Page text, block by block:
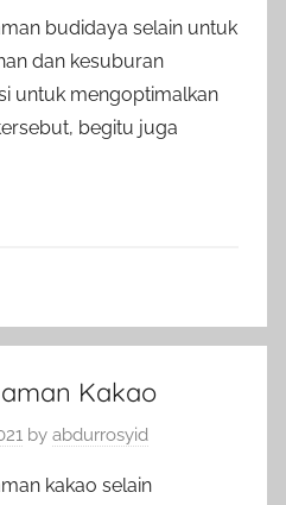
budidaya selain untuk
dan kesuburan
untuk mengoptimalkan
begitu juga
Kakao
by abdurrosyid
kakao selain